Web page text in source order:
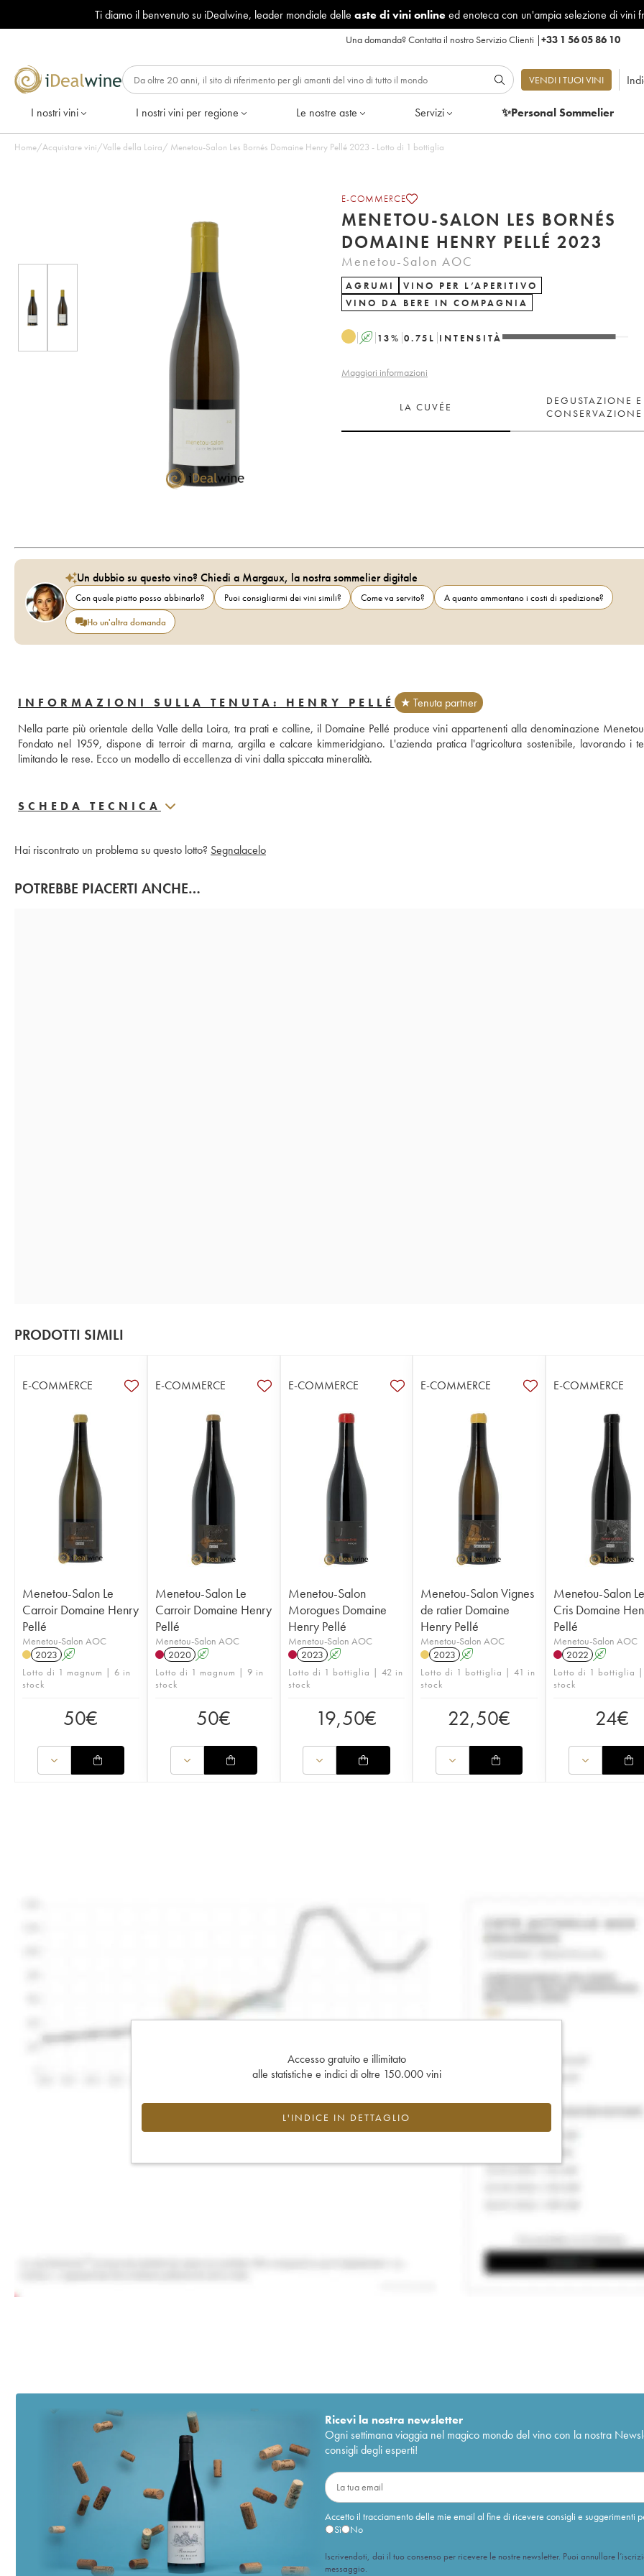
Ti diamo il benvenuto su iDealwine, leader mondiale delle aste di vini onlineed enoteca con un'ampia selezione di vini
Una domanda?Contatta il nostro Servizio Clienti |+33 1 56 05 86 10
VENDI I TUOI VINI
I nostri vini I nostri vini per regione Le nostre aste Servizi ✨Personal Sommelier
Home/Acquistare vini/Valle della Loira/ Menetou-Salon Les Bornés Domaine Henry Pellé 2023 - Lotto di 1 bottiglia
E-COMMERCE
MENETOU-SALON LES BORNÉS
DOMAINE HENRY PELLÉ 2023
Menetou-Salon AOC
AGRUMI
VINO PER L’APERITIVO
VINO DA BERE IN COMPAGNIA
A 13% 0.75 L INTENSITÀ
Maggiori informazioni
LA CUVÉE
DEGUSTAZIONE E
CONSERVAZIONE
Un dubbio su questo vino? Chiedi a Margaux, la nostra sommelier digitale
Con quale piatto posso abbinarlo? Puoi consigliarmi dei vini simili? Come va servito?
A quanto ammontano i costi di spedizione?
Ho un'altra domanda
INFORMAZIONI SULLA TENUTA: HENRY PELLÉ
★ Tenuta partner
Nella parte più orientale della Valle della Loira, tra prati e colline, il Domaine Pellé produce vini appartenenti alla denominazione
Fondato nel 1959, dispone di terroir di marna, argilla e calcare kimmeridgiano. L'azienda pratica l'agricoltura sostenibile, lavorando i
limitando le rese. Ecco un modello di eccellenza di vini dalla spiccata mineralità.
SCHEDA TECNICA
Hai riscontrato un problema su questo lotto? Segnalacelo
POTREBBE PIACERTI ANCHE…
PRODOTTI SIMILI
E-COMMERCE
Menetou-Salon Le
Carroir Domaine Henry
Pellé
Menetou-Salon AOC
2023 A
Lotto di 1 magnum | 6 in
stock
50€
E-COMMERCE
Menetou-Salon Le
Carroir Domaine Henry
Pellé
Menetou-Salon AOC
2020 A
Lotto di 1 magnum | 9 in
stock
50€
E-COMMERCE
Menetou-Salon
Morogues Domaine
Henry Pellé
Menetou-Salon AOC
2023 A
Lotto di 1 bottiglia | 42 in
stock
19,50€
E-COMMERCE
Menetou-Salon Vignes
de ratier Domaine
Henry Pellé
Menetou-Salon AOC
2023 A
Lotto di 1 bottiglia | 41 in
stock
22,50€
E-COMMERCE
Menetou-Salon
Cris Domaine
Pellé
Menetou-Salon AOC
2022 A
Lotto di 1 bottiglia
stock
24€
Accesso gratuito e illimitato
alle statistiche e indici di oltre 150.000 vini
L'INDICE IN DETTAGLIO
Ricevi la nostra newsletter
Ogni settimana viaggia nel magico mondo del vino con la nostra
consigli degli esperti!
Accetto il tracciamento delle mie email al fine di ricevere consigli e suggerimenti
Sì
No
Iscrivendoti, dai il tuo consenso per ricevere le nostre newsletter. Puoi annullare
messaggio.